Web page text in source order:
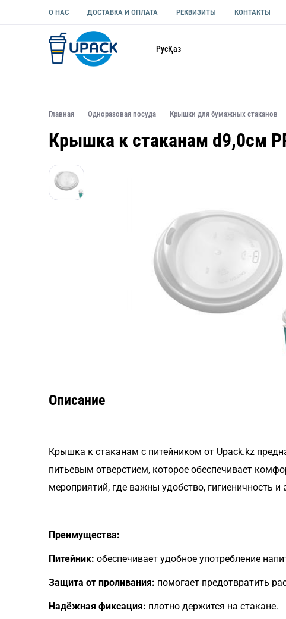
О НАС ДОСТАВКА И ОПЛАТА РЕКВИЗИТЫ КОНТАКТЫ
РусҚаз
Главная Одноразовая посуда Крышки для бумажных стаканов
Крышка к стаканам d9,0см
Описание
Крышка к стаканам с питейником от Upack.kz
питьевым отверстием, которое обеспечивает
мероприятий, где важны удобство, гигиеничность и
Преимущества:
Питейник: обеспечивает удобное употребление
Защита от проливания: помогает предотвратить
Надёжная фиксация: плотно держится на стакане.